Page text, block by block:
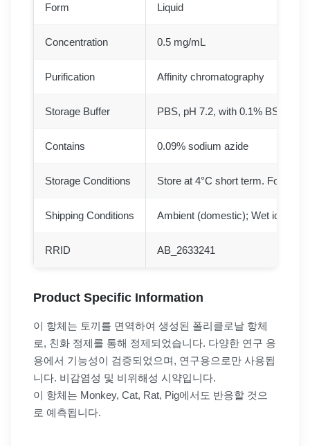
Form Liquid
Concentration 0.5 mg/mL
Purification Affinity chromatography
Storage Buffer PBS, pH 7.2, with 0.1% BSA,
Contains 0.09% sodium azide
Storage Conditions Store at 4°C short term. For
Shipping Conditions Ambient (domestic); Wet ice
RRID AB_2633241
Product Specific Information
이 항체는 토끼를 면역하여 생성된 폴리클로날 항체
로, 친화 정제를 통해 정제되었습니다. 다양한 연구 응
용에서 기능성이 검증되었으며, 연구용으로만 사용됩
니다. 비감염성 및 비위해성 시약입니다.
이 항체는 Monkey, Cat, Rat, Pig에서도 반응할 것으
로 예측됩니다.